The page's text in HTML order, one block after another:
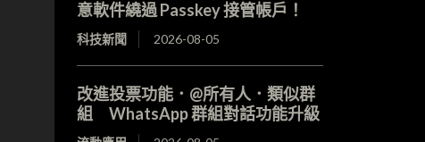
意軟件繞過 Passkey 接管帳戶！
科技新聞 2026-08-05
改進投票功能．@所有人．類似群
組 WhatsApp 群組對話功能升級